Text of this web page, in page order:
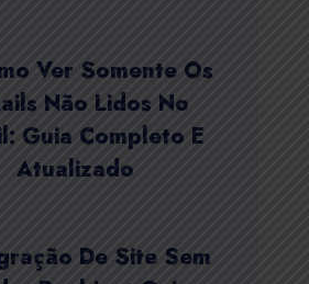
Ver Somente Os
Não Lidos No
Guia Completo E
Atualizado
De Site Sem